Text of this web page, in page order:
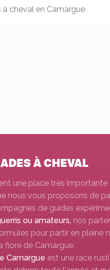
à cheval en Camargue
À CHEVAL
une place très importante
nous vous proposons de
de guides
ou amateurs, nos
pour partir en pleine
flore de Camargue.
Camargue est une race